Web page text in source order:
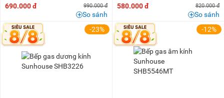
690.000 đ 990.000 đ
So sánh
580.000 đ 820.000 đ
So sánh
-23%
-12%